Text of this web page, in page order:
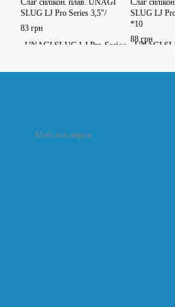
Слаг силікон. плав. UNAGI
SLUG LJ Pro Series 3,5"/
83 грн
Слаг
SLUG LJ
*10
88 грн
Мобільна версія